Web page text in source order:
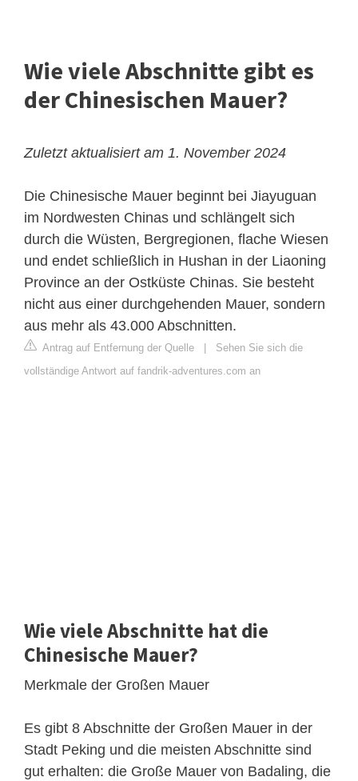
Wie viele Abschnitte gibt es
der Chinesischen Mauer?
Zuletzt aktualisiert am 1. November 2024
Die Chinesische Mauer beginnt bei Jiayuguan
im Nordwesten Chinas und schlängelt sich
durch die Wüsten, Bergregionen, flache Wiesen
und endet schließlich in Hushan in der Liaoning
Province an der Ostküste Chinas. Sie besteht
nicht aus einer durchgehenden Mauer, sondern
aus mehr als 43.000 Abschnitten.
Antrag auf Entfernung der Quelle
Sehen Sie sich die
vollständige Antwort auf fandrik-adventures.com an
Wie viele Abschnitte hat die
Chinesische Mauer?
Merkmale der Großen Mauer
Es gibt 8 Abschnitte der Großen Mauer in der
Stadt Peking und die meisten Abschnitte sind
gut erhalten: die Große Mauer von Badaling, die